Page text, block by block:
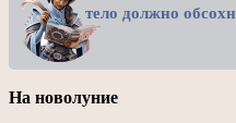
тело должно
На новолуние